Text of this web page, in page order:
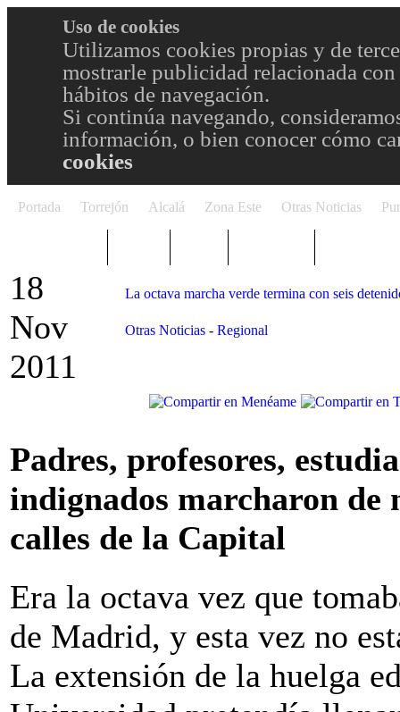
Uso de cookies
Utilizamos cookies propias y de
mostrarle publicidad relacionada
hábitos de navegación.
Si continúa navegando,
información, o bien conocer cómo
cookies
Portada Torrejón Alcalá Zona Este Otras Noticias
18
Nov
2011
La octava marcha verde termina con seis
Otras Noticias - Regional
Padres, profesores,
indignados marcharon de
calles de la Capital
Era la octava vez que
de Madrid, y esta vez no
La extensión de la huelga